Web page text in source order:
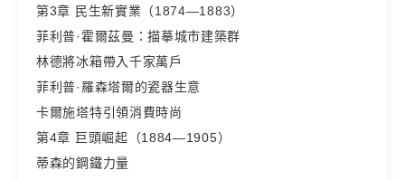
第3章 民生新實業（1874—1883）
菲利普·霍爾茲曼：描摹城市建築群
林德將冰箱帶入千家萬戶
菲利普·羅森塔爾的瓷器生意
卡爾施塔特引領消費時尚
第4章 巨頭崛起（1884—1905）
蒂森的鋼鐵力量